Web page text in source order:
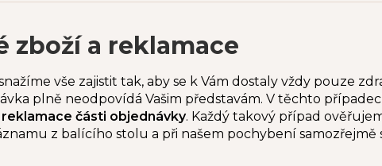
zboží a reklamace
vše zajistit tak, aby se k Vám dostaly vždy pouze
plně neodpovídá Vašim představám. V těchto
reklamace části objednávky. Každý takový případ
z balícího stolu a při našem pochybení